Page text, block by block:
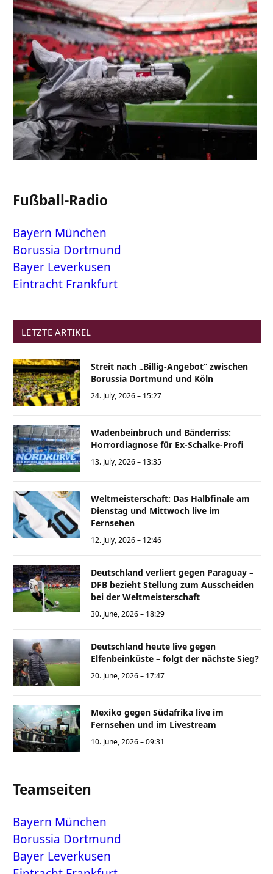
Fußball-Radio
Bayern München
Borussia Dortmund
Bayer Leverkusen
Eintracht Frankfurt
LETZTE ARTIKEL
Streit nach „Billig-Angebot“ zwischen
Borussia Dortmund und Köln
24. July, 2026 – 15:27
Wadenbeinbruch und Bänderriss:
Horrordiagnose für Ex-Schalke-Profi
13. July, 2026 – 13:35
Weltmeisterschaft: Das Halbfinale am
Dienstag und Mittwoch live im
Fernsehen
12. July, 2026 – 12:46
Deutschland verliert gegen Paraguay –
DFB bezieht Stellung zum Ausscheiden
bei der Weltmeisterschaft
30. June, 2026 – 18:29
Deutschland heute live gegen
Elfenbeinküste – folgt der nächste Sieg?
20. June, 2026 – 17:47
Mexiko gegen Südafrika live im
Fernsehen und im Livestream
10. June, 2026 – 09:31
Teamseiten
Bayern München
Borussia Dortmund
Bayer Leverkusen